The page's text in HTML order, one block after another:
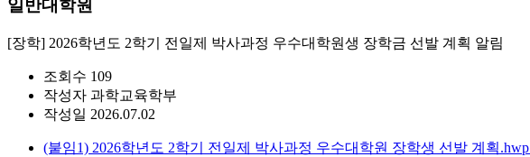
일반대학원
[장학] 2026학년도 2학기 전일제 박사과정 우수대학원생 장학금 선발 계획 알림
조회수 109
작성자 과학교육학부
작성일 2026.07.02
(붙임1) 2026학년도 2학기 전일제 박사과정 우수대학원 장학생 선발 계획.hwp